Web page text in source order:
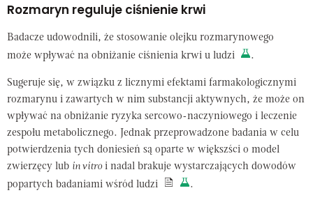
Rozmaryn reguluje ciśnienie krwi
Badacze udowodnili, że stosowanie olejku rozmarynowego
może wpływać na obniżanie ciśnienia krwi u ludzi .
Sugeruje się, w związku z licznymi efektami farmakologicznymi
rozmarynu i zawartych w nim substancji aktywnych, że może on
wpływać na obniżanie ryzyka sercowo-naczyniowego i leczenie
zespołu metabolicznego. Jednak przeprowadzone badania w celu
potwierdzenia tych doniesień są oparte w większści o model
zwierzęcy lub in vitroi nadal brakuje wystarczających dowodów
popartych badaniami wśród ludzi
.